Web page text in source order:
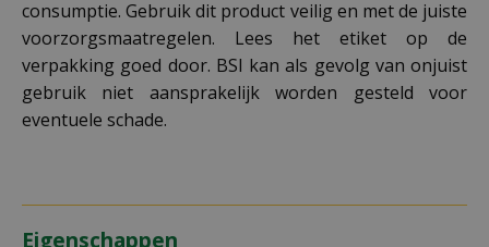
consumptie. Gebruik dit product veilig en met de juiste
voorzorgsmaatregelen. Lees het etiket op de
verpakking goed door. BSI kan als gevolg van onjuist
gebruik niet aansprakelijk worden gesteld voor
eventuele schade.
Eigenschappen